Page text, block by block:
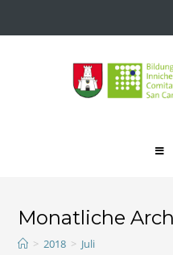
Monatliche
> 2018 > Juli